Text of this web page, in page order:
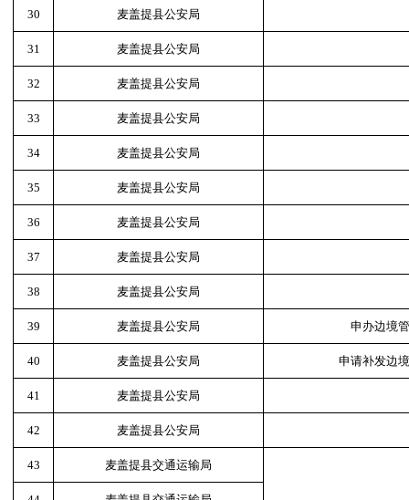
30 麦盖提县公安局
31 麦盖提县公安局
32 麦盖提县公安局
33 麦盖提县公安局
34 麦盖提县公安局
35 麦盖提县公安局
36 麦盖提县公安局
37 麦盖提县公安局
38 麦盖提县公安局
39 麦盖提县公安局 申办边境
40 麦盖提县公安局 申请补发边
41 麦盖提县公安局
42 麦盖提县公安局
43 麦盖提县交通运输局